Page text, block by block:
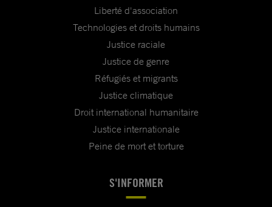
Liberté d'association
Technologies et droits humains
Justice raciale
Justice de genre
Réfugiés et migrants
Justice climatique
Droit international humanitaire
Justice internationale
Peine de mort et torture
S'INFORMER